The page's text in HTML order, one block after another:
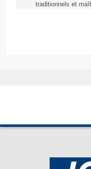
traditionnels et